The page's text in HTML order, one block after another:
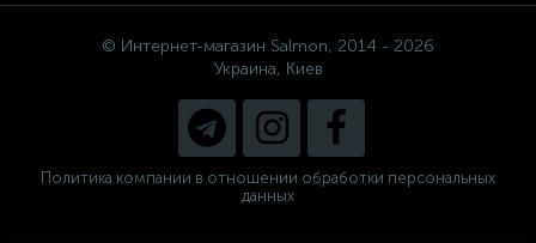
© Интернет-магазин Salmon, 2014 - 2026
Украина, Киев
Политика компании в отношении обработки персональных
данных